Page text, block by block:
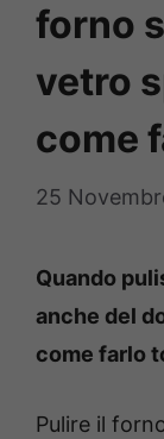
forno
vetro
come
25
Quando
anche del
come farlo
Pulire il